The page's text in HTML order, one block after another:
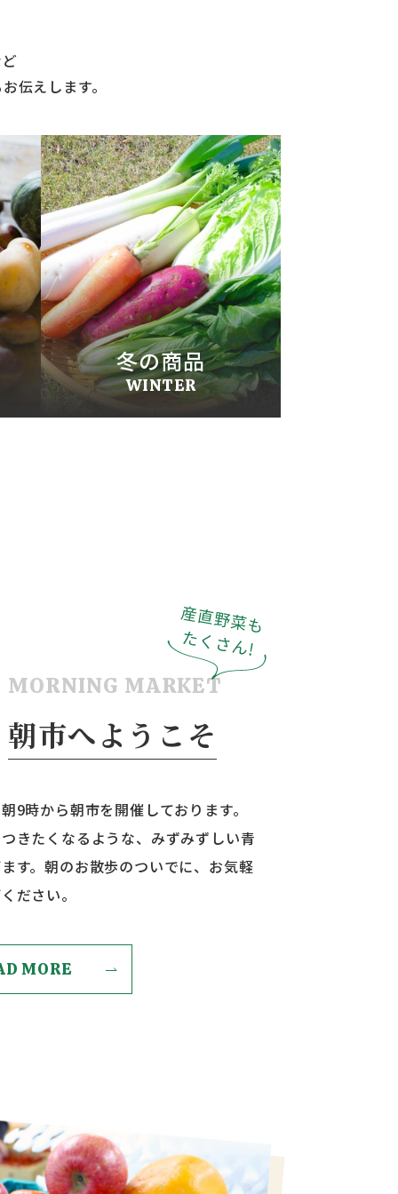
伝えします。
冬の商品
WINTER
MORNING MARKET
朝市へようこそ
9時から朝市を開催しております。
きたくなるような、みずみずしい青
す。朝のお散歩のついでに、お気軽
ださい。
MORE